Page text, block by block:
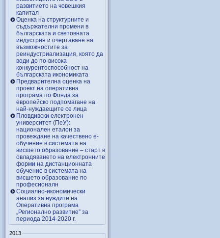
развитието на човешкия
капитал
Оценка на структурните и
съдържателни промени в
българската и световната
индустрия и очертаване на
възможностите за
реиндустриализация, която да
води до по-висока
конкурентоспособност на
българската икономиката
Предварителна оценка на
проект на оперативна
програма по Фонда за
европейско подпомагане на
най-нуждаещите се лица
Пловдивски електронен
университет (ПеУ):
национален еталон за
провеждане на качествено е-
обучение в системата на
висшето образование – старт в
овладяването на електронните
форми на дистанционната
обучение в системата на
висшето образование по
професионалн
Социално-икономически
анализ за нуждите на
Оперативна програма
„Регионално развитие” за
периода 2014-2020 г.
2013